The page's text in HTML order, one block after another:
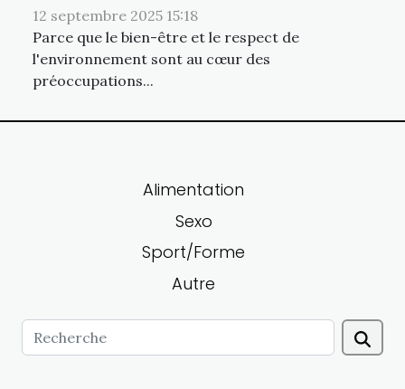
12 septembre 2025 15:18
Parce que le bien-être et le respect de
l'environnement sont au cœur des
préoccupations...
Alimentation
Sexo
Sport/Forme
Autre